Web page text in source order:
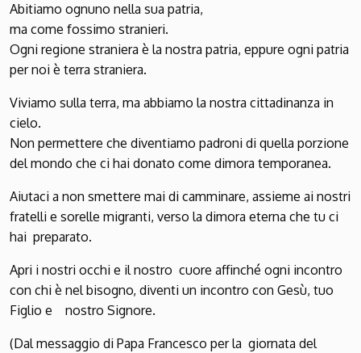
Abitiamo ognuno nella sua patria,
ma come fossimo stranieri.
Ogni regione straniera è la nostra patria, eppure ogni patria
per noi è terra straniera.
Viviamo sulla terra, ma abbiamo la nostra cittadinanza in
cielo.
Non permettere che diventiamo padroni di quella porzione
del mondo che ci hai donato come dimora temporanea.
Aiutaci a non smettere mai di camminare, assieme ai nostri
fratelli e sorelle migranti, verso la dimora eterna che tu ci
hai preparato.
Apri i nostri occhi e il nostro cuore affinché ogni incontro
con chi è nel bisogno, diventi un incontro con Gesù, tuo
Figlio e nostro Signore.
(Dal messaggio di Papa Francesco per la giornata del